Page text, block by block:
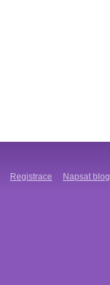
Registrace Napsat blog